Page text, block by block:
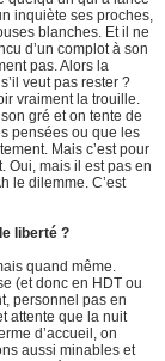
inquiète ses proches,
blanches. Et il ne
d’un complot à son
pas. Alors la
veut pas rester ?
vraiment la trouille.
gré et on tente de
pensées ou que les
Mais c’est pour
Oui, mais il est pas en
le dilemme. C’est
liberté ?
quand même.
(et donc en HDT ou
personnel pas en
attente que la nuit
d’accueil, on
aussi minables et